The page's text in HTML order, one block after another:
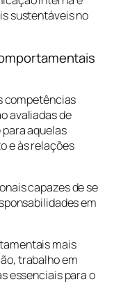
sustentáveis no
competências
avaliadas de
aquelas
e às relações
capazes de se
em
mais
trabalho em
essenciais para o